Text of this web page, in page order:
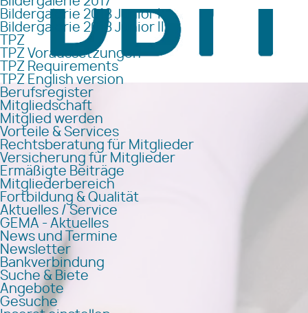
Bildergalerie 2018 Junior I
Bildergalerie 2018 Junior II
TPZ
TPZ Voraussetzungen
TPZ Requirements
TPZ English version
Berufsregister
Mitgliedschaft
Mitglied werden
Vorteile & Services
Rechtsberatung für Mitglieder
Versicherung für Mitglieder
Ermäßigte Beiträge
Mitgliederbereich
Fortbildung & Qualität
Aktuelles / Service
GEMA - Aktuelles
News und Termine
Newsletter
Bankverbindung
Suche & Biete
Angebote
Gesuche